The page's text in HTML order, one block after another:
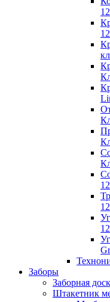
Заборы
Заборная
Штакетник